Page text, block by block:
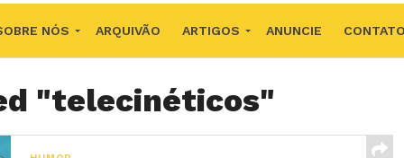
NÓS ARQUIVÃO ARTIGOS ANUNCIE CONTATO
"telecinéticos"